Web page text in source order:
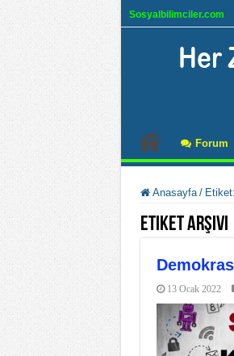
Sosyalbilimciler.com
Forum
Anasayfa / Etiket:
Etiket Arşivi
13 Ocak 2022